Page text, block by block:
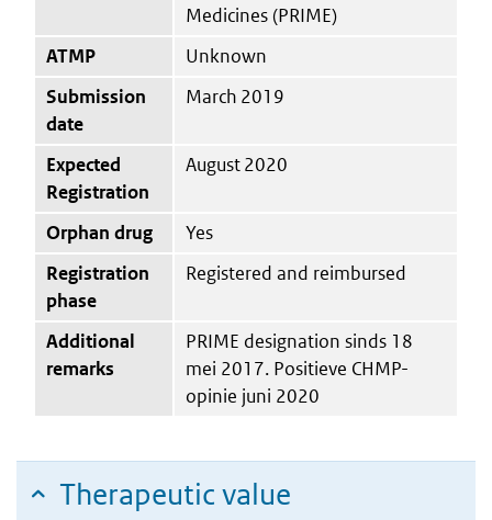
Medicines (PRIME)
ATMP
Unknown
Submission
date
March 2019
Expected
Registration
August 2020
Orphan drug
Yes
Registration
phase
Registered and reimbursed
Additional
remarks
PRIME designation sinds 18
mei 2017. Positieve CHMP-
opinie juni 2020
Therapeutic value